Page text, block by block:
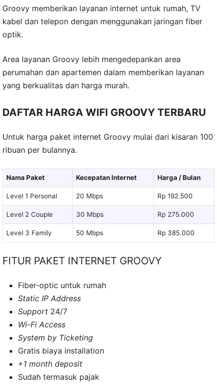
Groovy memberikan layanan internet untuk rumah, TV
kabel dan telepon dengan menggunakan jaringan fiber
optik.
Area layanan Groovy lebih mengedepankan area
perumahan dan apartemen dalam memberikan layanan
yang berkualitas dan harga murah.
DAFTAR HARGA WIFI GROOVY TERBARU
Untuk harga paket internet Groovy mulai dari kisaran 100
ribuan per bulannya.
Nama Paket Kecepatan Internet Harga / Bulan
Level 1 Personal 20 Mbps Rp 192.500
Level 2 Couple 30 Mbps Rp 275.000
Level 3 Family 50 Mbps Rp 385.000
FITUR PAKET INTERNET GROOVY
Fiber-optic untuk rumah
Static IP Address
Support 24/7
Wi-Fi Access
System by Ticketing
Gratis biaya installation
+1 month deposit
Sudah termasuk pajak